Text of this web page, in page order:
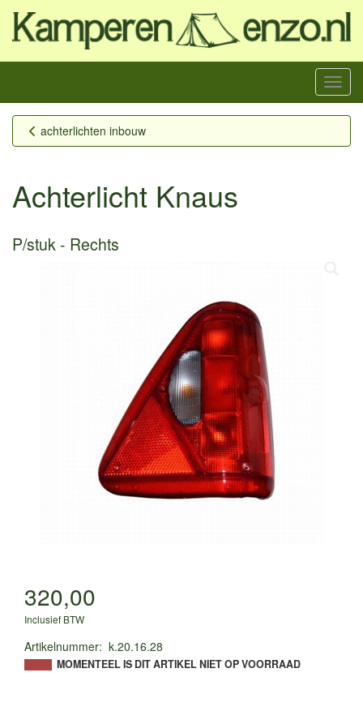
Menu
achterlichten inbouw
Achterlicht Knaus
P/stuk Rechts
320,00
Inclusief BTW
Artikelnummer: k.20.16.28
MOMENTEEL IS DIT ARTIKEL NIET OP VOORRAAD